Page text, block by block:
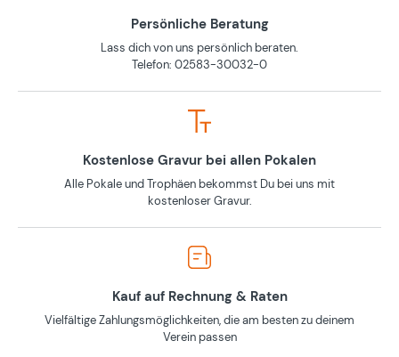
Persönliche Beratung
Lass dich von uns persönlich beraten.
Telefon: 02583-30032-0
Kostenlose Gravur bei allen Pokalen
Alle Pokale und Trophäen bekommst Du bei uns mit
kostenloser Gravur.
Kauf auf Rechnung & Raten
Vielfältige Zahlungsmöglichkeiten, die am besten zu deinem
Verein passen